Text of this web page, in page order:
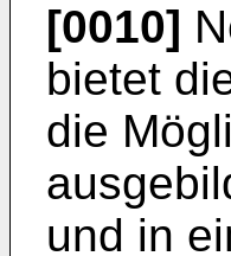
[0010]
bietet
die
und in